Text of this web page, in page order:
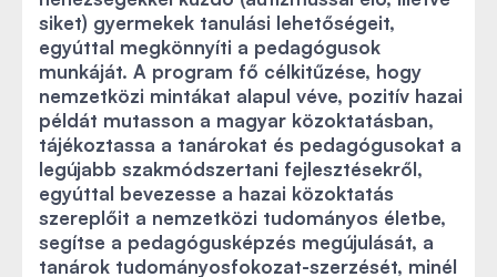
siket) gyermekek tanulási lehetőségeit,
egyúttal megkönnyíti a pedagógusok
munkáját. A program fő célkitűzése, hogy
nemzetközi mintákat alapul véve, pozitív hazai
példát mutasson a magyar közoktatásban,
tájékoztassa a tanárokat és pedagógusokat a
legújabb szakmódszertani fejlesztésekről,
egyúttal bevezesse a hazai közoktatás
szereplőit a nemzetközi tudományos életbe,
segítse a pedagógusképzés megújulását, a
tanárok tudományosfokozat-szerzését, minél